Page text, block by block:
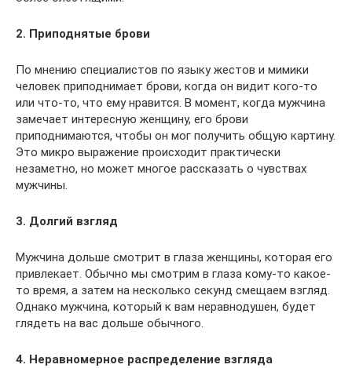
2. Приподнятые брови
По мнению специалистов по языку жестов и мимики
человек приподнимает брови, когда он видит кого-то
или что-то, что ему нравится. В момент, когда мужчина
замечает интересную женщину, его брови
приподнимаются, чтобы он мог получить общую картину.
Это микро выражение происходит практически
незаметно, но может многое рассказать о чувствах
мужчины.
3. Долгий взгляд
Мужчина дольше смотрит в глаза женщины, которая его
привлекает. Обычно мы смотрим в глаза кому-то какое-
то время, а затем на несколько секунд смещаем взгляд.
Однако мужчина, который к вам неравнодушен, будет
глядеть на вас дольше обычного.
4. Неравномерное распределение взгляда